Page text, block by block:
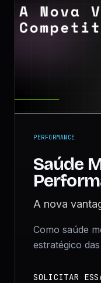
PERFORMANCE
Saúde
A nova
Como saúde
estratégico
SOLICITAR